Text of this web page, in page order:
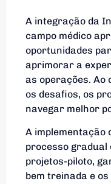
A integração da
campo médico
oportunidades
aprimorar a
as operações. Ao
os desafios, os
navegar melhor
A implementação
processo gradual
projetos-piloto,
bem treinada e